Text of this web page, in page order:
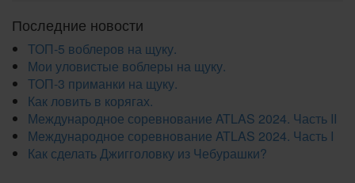
Последние новости
ТОП-5 воблеров на щуку.
Мои уловистые воблеры на щуку.
ТОП-3 приманки на щуку.
Как ловить в корягах.
Международное соревнование ATLAS 2024. Часть II
Международное соревнование ATLAS 2024. Часть I
Как сделать Джигголовку из Чебурашки?